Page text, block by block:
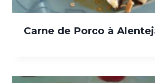
Carne de Porco à